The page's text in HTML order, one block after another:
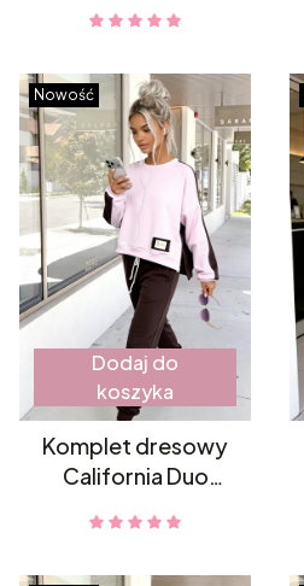
Nowość
Dodaj do
koszyka
Komplet dresowy
California Duo